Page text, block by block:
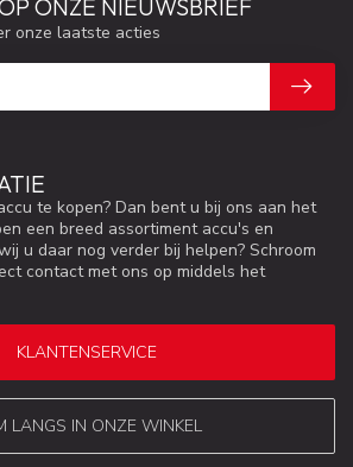
te kopen? Dan bent u bij ons aan het
een breed assortiment accu's en
u daar nog verder bij helpen? Schroom
contact met ons op middels het
KLANTENSERVICE
LANGS IN ONZE WINKEL
ONZE NIEUWSBRIEF
onze laatste acties